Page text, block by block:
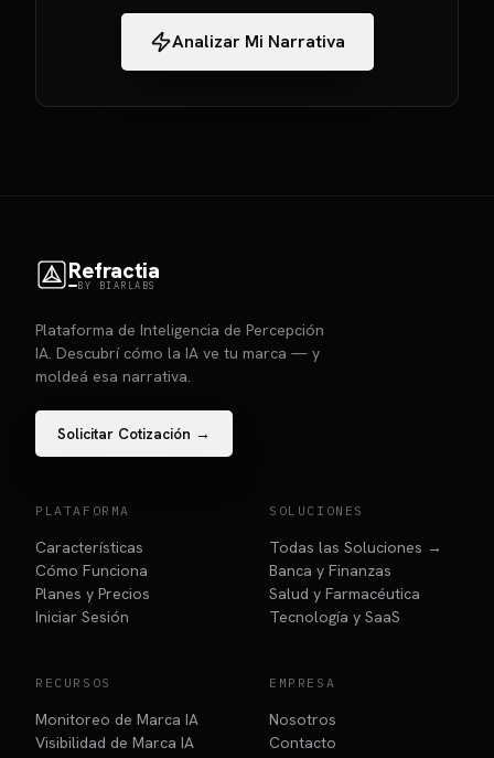
Analizar Mi Narrativa
Refractia
BY BIARLABS
Plataforma de Inteligencia de Percepción
IA. Descubrí cómo la IA ve tu marca — y
moldeá esa narrativa.
Solicitar Cotización →
PLATAFORMA
Características
Cómo Funciona
Planes y Precios
Iniciar Sesión
SOLUCIONES
Todas las Soluciones →
Banca y Finanzas
Salud y Farmacéutica
Tecnología y SaaS
RECURSOS
Monitoreo de Marca IA
Visibilidad de Marca IA
EMPRESA
Nosotros
Contacto